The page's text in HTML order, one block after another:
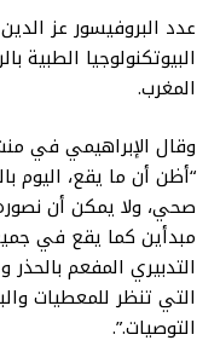
عدد البروفيسور عز
المغرب.
وقال الإبراهيمي في
“أظن أن ما يقع، اليوم
صحي، ولا يمكن أن
مبدأين كما يقع في جميع
التدبيري المفعم بالحذر
التي تنظر للمعطيات
التوصيات.”.